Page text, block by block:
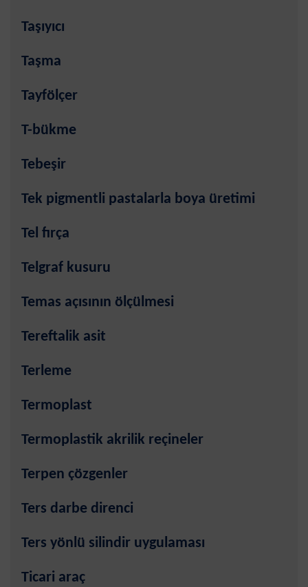
Taşıyıcı
Taşma
Tayfölçer
T-bükme
Tebeşir
Tek pigmentli pastalarla boya üretimi
Tel fırça
Telgraf kusuru
Temas açısının ölçülmesi
Tereftalik asit
Terleme
Termoplast
Termoplastik akrilik reçineler
Terpen çözgenler
Ters darbe direnci
Ters yönlü silindir uygulaması
Ticari araç